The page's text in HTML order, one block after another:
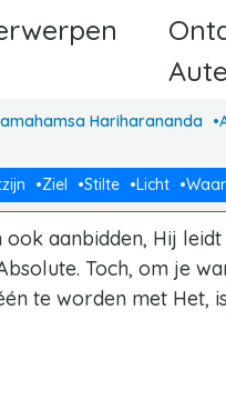
Hariharananda
Ziel Stilte Licht
aanbidden, Hij leidt
Toch, om je
te worden met Het,